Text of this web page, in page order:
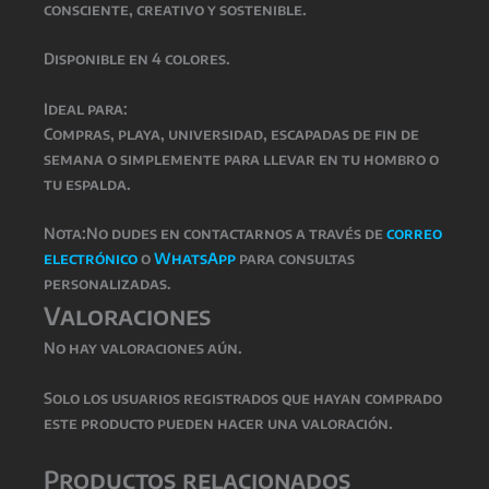
consciente, creativo y sostenible.
Disponible en 4 colores.
Ideal para:
Compras, playa, universidad, escapadas de fin de
semana o simplemente para llevar en tu hombro o
tu espalda.
Nota:No dudes en contactarnos a través de correo
electrónicooWhatsApp para consultas
personalizadas.
Valoraciones
No hay valoraciones aún.
Solo los usuarios registrados que hayan comprado
este producto pueden hacer una valoración.
Productos relacionados